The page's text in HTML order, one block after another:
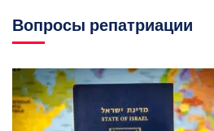
Вопросы репатриации